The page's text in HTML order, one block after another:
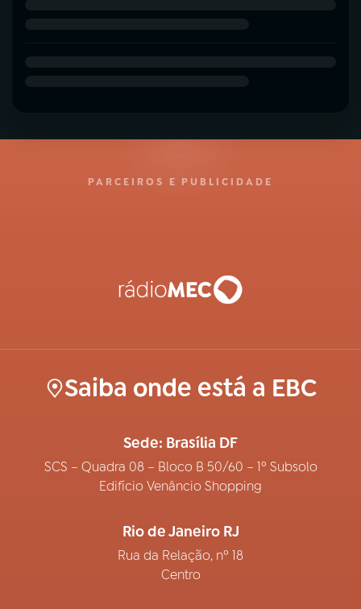
PARCEIROS E PUBLICIDADE
Saiba onde está a EBC
Sede: Brasília DF
SCS – Quadra 08 – Bloco B 50/60 – 1º Subsolo
Edifício Venâncio Shopping
Rio de Janeiro RJ
Rua da Relação, nº 18
Centro